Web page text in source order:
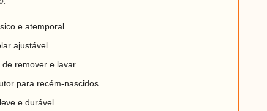
e atemporal
ajustável
de remover e lavar
para recém-nascidos
e durável